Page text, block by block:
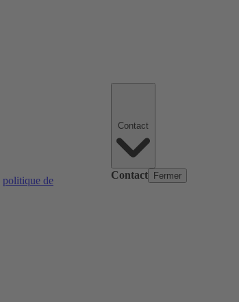
politique de
Contact Fermer